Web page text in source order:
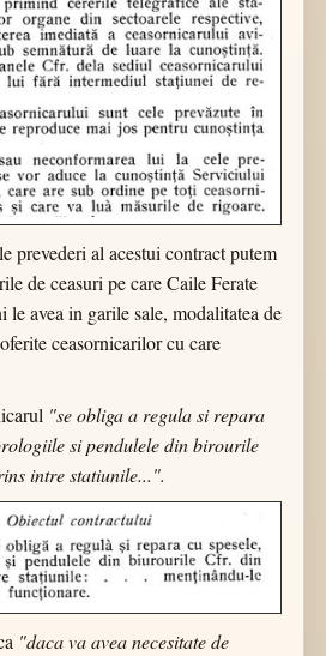
prevederi al acestui contract putem
de ceasuri pe care Caile Ferate
le avea in garile sale, modalitatea de
ceasornicarilor cu care
"se obliga a regula si repara
si pendulele din birourile
intre statiunile...".
"daca va avea necesitate de